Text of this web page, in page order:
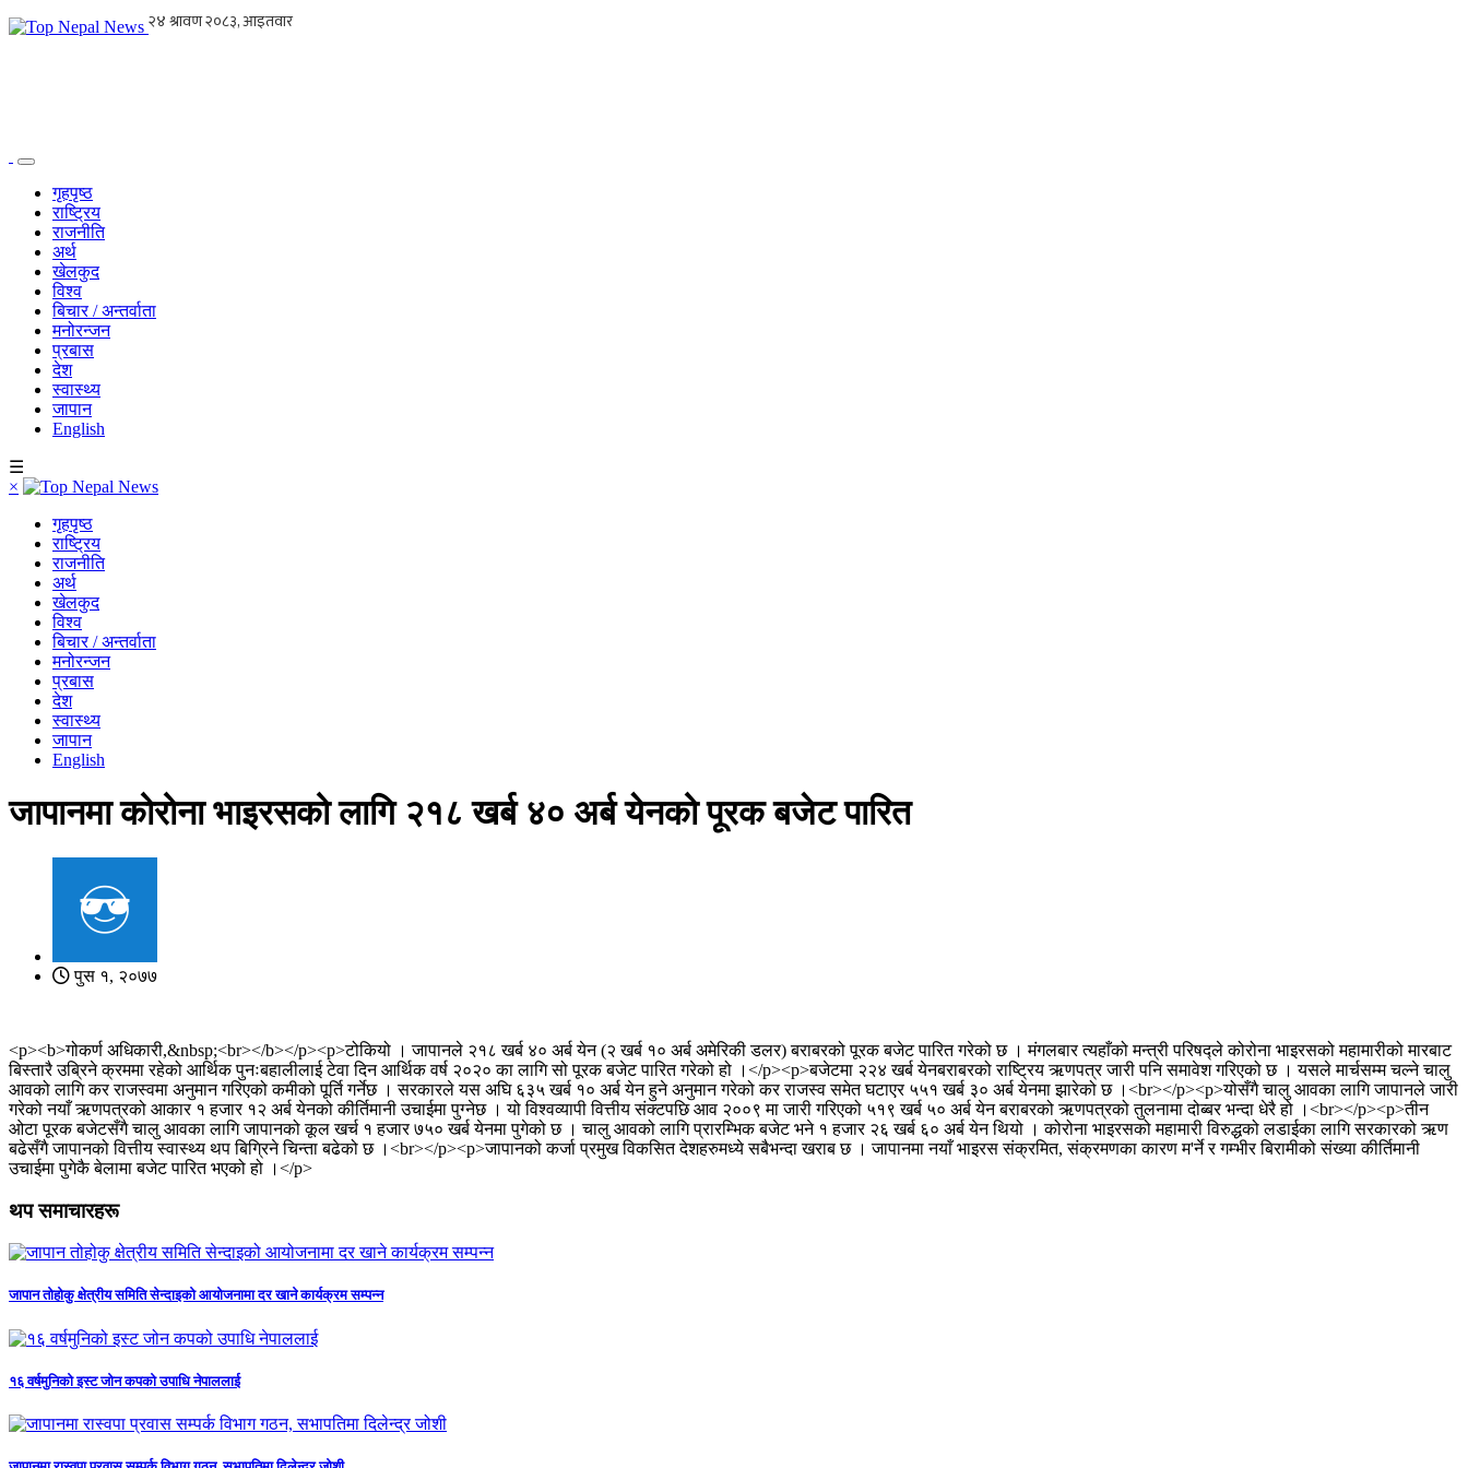
गृहपृष्ठ
राष्ट्रिय
राजनीति
अर्थ
खेलकुद
विश्व
बिचार / अन्तर्वाता
मनोरन्जन
प्रबास
देश
स्वास्थ्य
जापान
English
☰
×
गृहपृष्ठ
राष्ट्रिय
राजनीति
अर्थ
खेलकुद
विश्व
बिचार / अन्तर्वाता
मनोरन्जन
प्रबास
देश
स्वास्थ्य
जापान
English
जापानमा कोरोना भाइरसको लागि २१८ खर्ब ४० अर्ब येनको पूरक बजेट पारित
पुस १, २०७७
<p><b>गोकर्ण अधिकारी,&nbsp;<br></b></p><p>टोकियो । जापानले २१८ खर्ब ४० अर्ब येन (२ खर्ब १० अर्ब अमेरिकी डलर) बराबरको पूरक बजेट पारित गरेको छ । मंगलबार त्यहाँको मन्त्री परिषद्ले कोरोना भाइरसको महामारीको मारबाट
बिस्तारै उब्रिने क्रममा रहेको आर्थिक पुनःबहालीलाई टेवा दिन आर्थिक वर्ष २०२० का लागि सो पूरक बजेट पारित गरेको हो ।</p><p>बजेटमा २२४ खर्ब येनबराबरको राष्ट्रिय ऋणपत्र जारी पनि समावेश गरिएको छ । यसले मार्चसम्म चल्ने चालु
आवको लागि कर राजस्वमा अनुमान गरिएको कमीको पूर्ति गर्नेछ । सरकारले यस अघि ६३५ खर्ब १० अर्ब येन हुने अनुमान गरेको कर राजस्व समेत घटाएर ५५१ खर्ब ३० अर्ब येनमा झारेको छ ।<br></p><p>योसँगै चालु आवका लागि जापानले जारी
गरेको नयाँ ऋणपत्रको आकार १ हजार १२ अर्ब येनको कीर्तिमानी उचाईमा पुग्नेछ । यो विश्वव्यापी वित्तीय संक्टपछि आव २००९ मा जारी गरिएको ५१९ खर्ब ५० अर्ब येन बराबरको ऋणपत्रको तुलनामा दोब्बर भन्दा धेरै हो ।<br></p><p>तीन
ओटा पूरक बजेटसँगै चालु आवका लागि जापानको कूल खर्च १ हजार ७५० खर्ब येनमा पुगेको छ । चालु आवको लागि प्रारम्भिक बजेट भने १ हजार २६ खर्ब ६० अर्ब येन थियो । कोरोना भाइरसको महामारी विरुद्धको लडाईका लागि सरकारको ऋण
बढेसँगै जापानको वित्तीय स्वास्थ्य थप बिग्रिने चिन्ता बढेको छ ।<br></p><p>जापानको कर्जा प्रमुख विकसित देशहरुमध्ये सबैभन्दा खराब छ । जापानमा नयाँ भाइरस संक्रमित, संक्रमणका कारण म'र्ने र गम्भीर बिरामीको संख्या कीर्तिमानी
उचाईमा पुगेकै बेलामा बजेट पारित भएको हो ।</p>
थप समाचारहरू
जापान तोहोकु क्षेत्रीय समिति सेन्दाइको आयोजनामा दर खाने कार्यक्रम सम्पन्न
१६ वर्षमुनिको इस्ट जोन कपको उपाधि नेपाललाई